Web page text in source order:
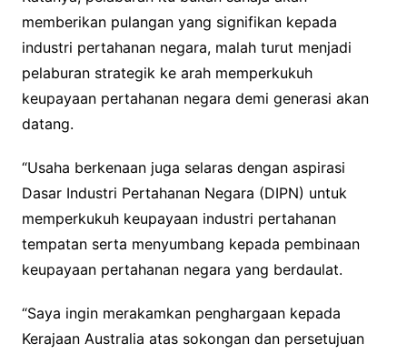
memberikan pulangan yang signifikan kepada
industri pertahanan negara, malah turut menjadi
pelaburan strategik ke arah memperkukuh
keupayaan pertahanan negara demi generasi akan
datang.
“Usaha berkenaan juga selaras dengan aspirasi
Dasar Industri Pertahanan Negara (DIPN) untuk
memperkukuh keupayaan industri pertahanan
tempatan serta menyumbang kepada pembinaan
keupayaan pertahanan negara yang berdaulat.
“Saya ingin merakamkan penghargaan kepada
Kerajaan Australia atas sokongan dan persetujuan